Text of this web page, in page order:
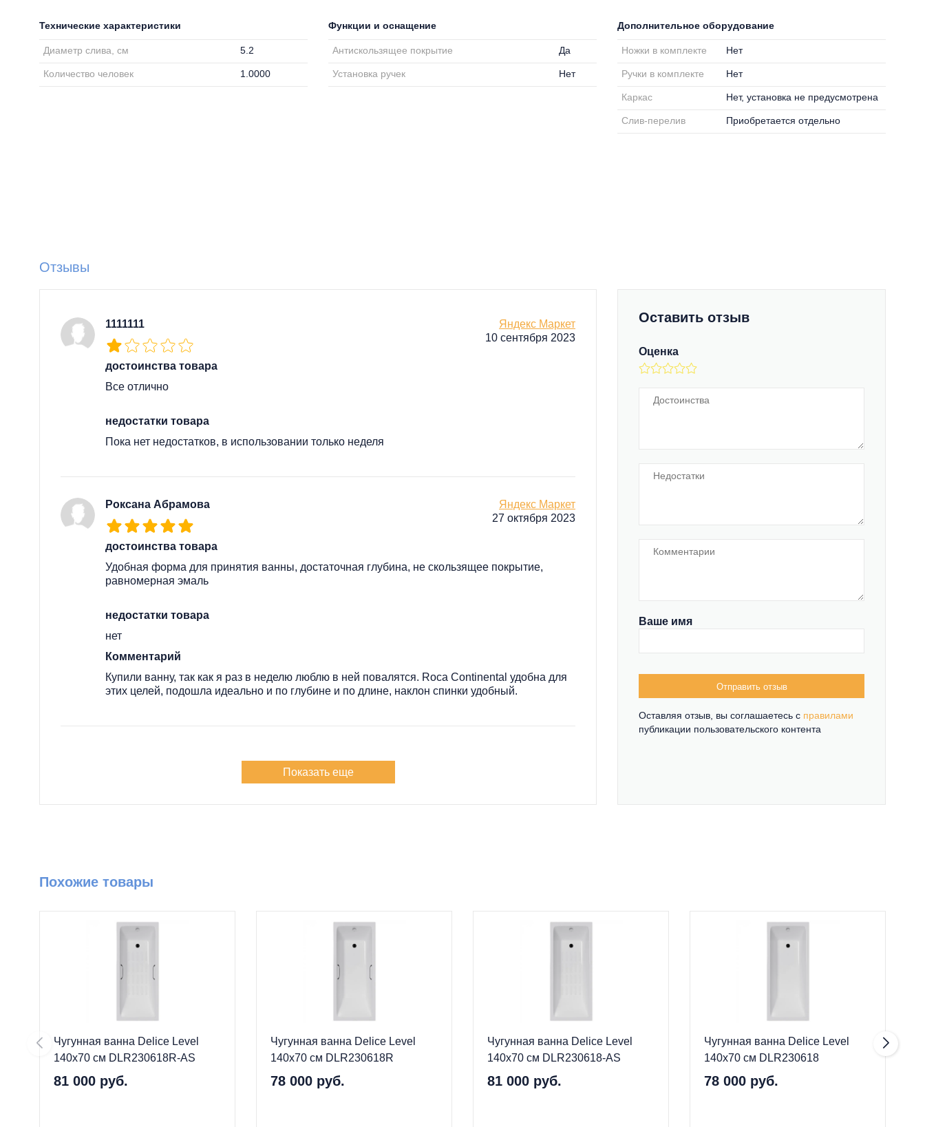
Технические характеристики
Диаметр слива, см 5.2
Количество человек 1.0000
Функции и оснащение
Антискользящее покрытие Да
Установка ручек Нет
Дополнительное оборудование
Ножки в комплекте Нет
Ручки в комплекте Нет
Каркас Нет, установка не предусмотрена
Слив-перелив Приобретается отдельно
Отзывы
1111111
Яндекс Маркет
10 сентября 2023
достоинства товара
Все отлично
недостатки товара
Пока нет недостатков, в использовании только неделя
Роксана Абрамова
Яндекс Маркет
27 октября 2023
достоинства товара
Удобная форма для принятия ванны, достаточная глубина, не скользящее покрытие,
равномерная эмаль
недостатки товара
нет
Комментарий
Купили ванну, так как я раз в неделю люблю в ней повалятся. Roca Continental удобна для
этих целей, подошла идеально и по глубине и по длине, наклон спинки удобный.
Показать еще
Оставить отзыв
Оценка
Ваше имя
Отправить отзыв
Оставляя отзыв, вы соглашаетесь c правилами
публикации пользовательского контента
Похожие товары
Чугунная ванна Delice Level
140x70 см DLR230618R-AS
81 000 руб.
Чугунная ванна Delice Level
140x70 см DLR230618R
78 000 руб.
Чугунная ванна Delice Level
140x70 см DLR230618-AS
81 000 руб.
Чугунная ванна Delice Level
140x70 см DLR230618
78 000 руб.